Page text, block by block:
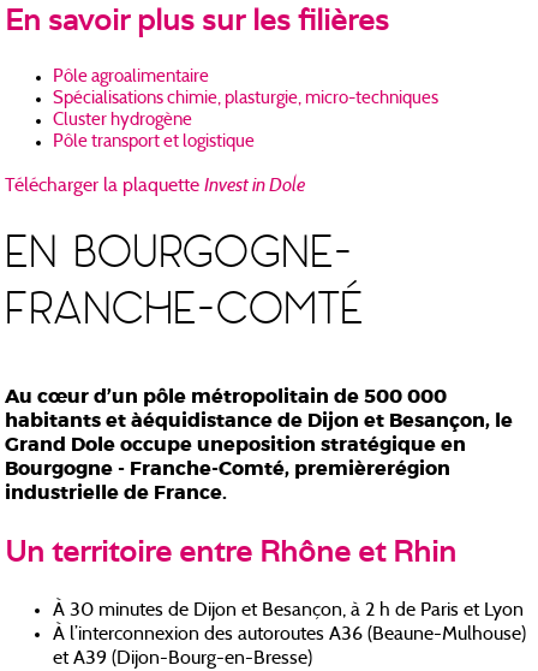
En savoir plus sur les filières
Pôle agroalimentaire
Spécialisations chimie, plasturgie, micro-techniques
Cluster hydrogène
Pôle transport et logistique
Télécharger la plaquetteInvest in Dole
EN BOURGOGNE-
FRANCHE-COMTÉ
Au cœur d’un pôle métropolitain de 500 000
habitants et àéquidistance de Dijon et Besançon, le
Grand Dole occupe uneposition stratégique en
Bourgogne - Franche-Comté, premièrerégion
industrielle de France.
Un territoire entre Rhône et Rhin
À 30 minutes de Dijon et Besançon, à 2 h de Paris et Lyon
À l’interconnexion des autoroutes A36 (Beaune-Mulhouse)
et A39 (Dijon-Bourg-en-Bresse)